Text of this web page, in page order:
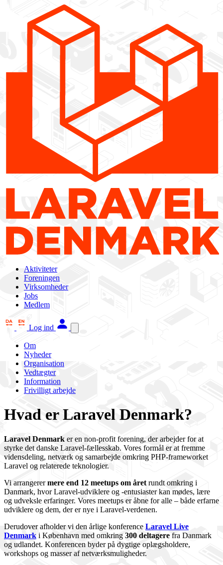
Aktiviteter
Foreningen
Virksomheder
Jobs
Medlem
Log ind
Om
Nyheder
Organisation
Vedtægter
Information
Frivilligt arbejde
Hvad er Laravel Denmark?
Laravel Denmark er en non-profit forening, der arbejder for at
styrke det danske Laravel-fællesskab. Vores formål er at fremme
vidensdeling, netværk og samarbejde omkring PHP-frameworket
Laravel og relaterede teknologier.
Vi arrangerermere end 12 meetups om året rundt omkring i
Danmark, hvor Laravel-udviklere og -entusiaster kan mødes, lære
og udveksle erfaringer. Vores meetups er åbne for alle – både erfarne
udviklere og dem, der er nye i Laravel-verdenen.
Derudover afholder vi den årlige konference Laravel Live
Denmark i København med omkring 300 deltagere fra Danmark
og udlandet. Konferencen byder på dygtige oplægsholdere,
workshops og masser af netværksmuligheder.